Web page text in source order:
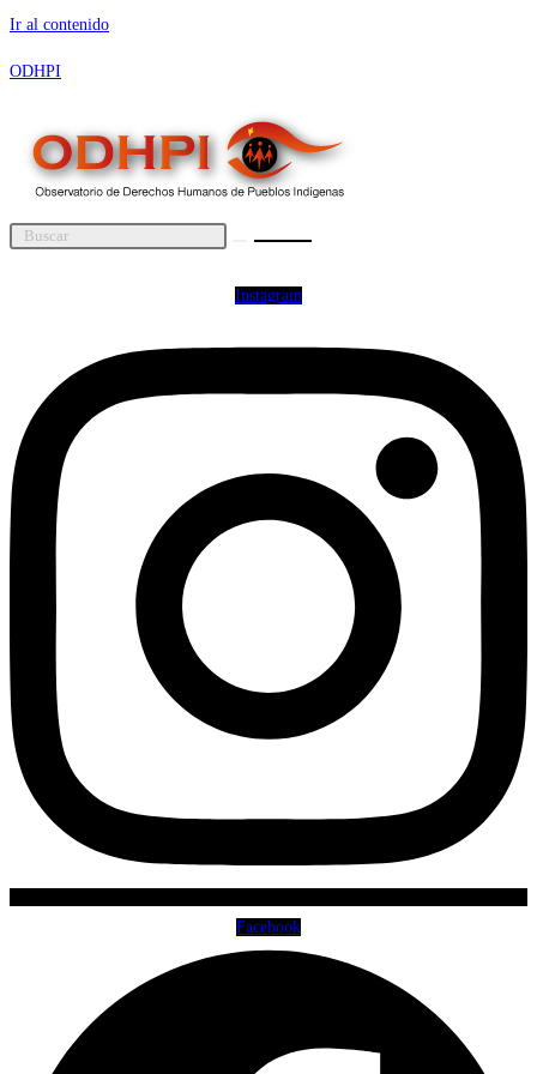
Ir al contenido
ODHPI
Instagram
Facebook